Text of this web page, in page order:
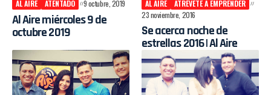
AL AIRE ATENTADO 9 octubre, 2019
Al Aire miércoles 9 de
octubre 2019
AL AIRE
ATRÉVETE A EMPRENDER
23 noviembre, 2016
Se acerca noche de
estrellas 2016 | Al Aire